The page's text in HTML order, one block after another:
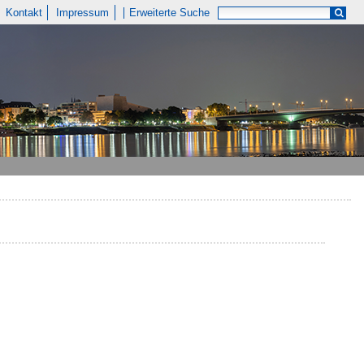
Kontakt Impressum Erweiterte Suche